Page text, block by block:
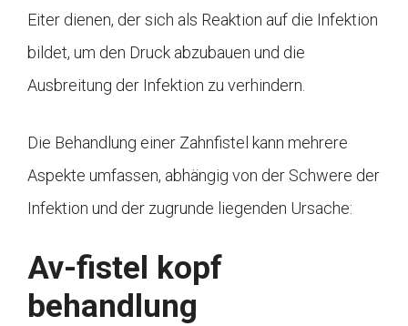
Eiter dienen, der sich als Reaktion auf die Infektion
bildet, um den Druck abzubauen und die
Ausbreitung der Infektion zu verhindern.
Die Behandlung einer Zahnfistel kann mehrere
Aspekte umfassen, abhängig von der Schwere der
Infektion und der zugrunde liegenden Ursache:
Av-fistel kopf
behandlung